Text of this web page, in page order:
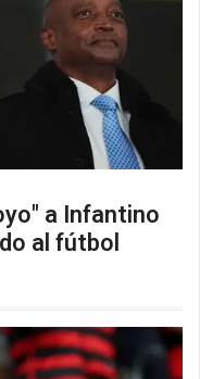
a Infantino
al fútbol